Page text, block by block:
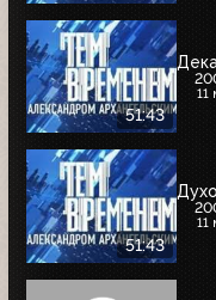
51:43
11
51:43
11